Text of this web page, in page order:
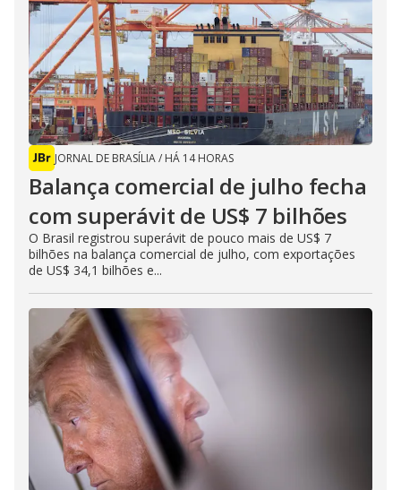
JORNAL DE BRASÍLIA/ HÁ 14 HORAS
Balança comercial de julho fecha
com superávit de US$ 7 bilhões
O Brasil registrou superávit de pouco mais de US$ 7
bilhões na balança comercial de julho, com exportações
de US$ 34,1 bilhões e...